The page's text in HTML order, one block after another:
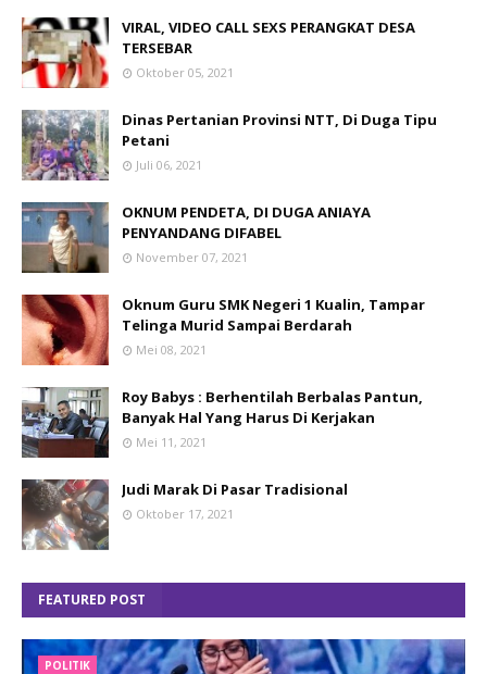
VIRAL, VIDEO CALL SEXS PERANGKAT DESA
TERSEBAR
Oktober 05, 2021
Dinas Pertanian Provinsi NTT, Di Duga Tipu
Petani
Juli 06, 2021
OKNUM PENDETA, DI DUGA ANIAYA
PENYANDANG DIFABEL
November 07, 2021
Oknum Guru SMK Negeri 1 Kualin, Tampar
Telinga Murid Sampai Berdarah
Mei 08, 2021
Roy Babys : Berhentilah Berbalas Pantun,
Banyak Hal Yang Harus Di Kerjakan
Mei 11, 2021
Judi Marak Di Pasar Tradisional
Oktober 17, 2021
FEATURED POST
POLITIK